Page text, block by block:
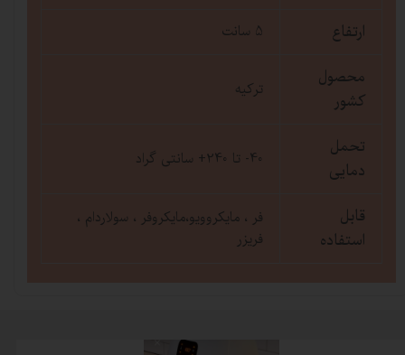
ارتفاع 5 سانت
محصول
کشور
ترکیه
تحمل
دمایی
40- تا 240+ سانتی گراد
قابل
استفاده
فر ، مایکروویو،مایکروفر ، سولاردام ،
فریزر